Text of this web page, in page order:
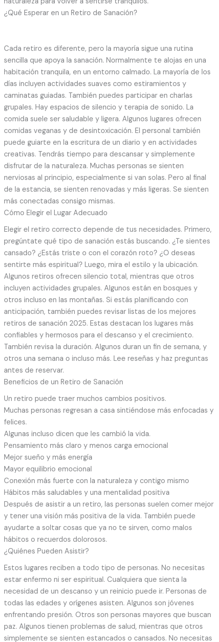
¿Qué Esperar en un Retiro de Sanación?
Cada retiro es diferente, pero la mayoría sigue una rutina
sencilla que apoya la sanación. Normalmente te alojas en una
habitación tranquila, en un entorno calmado. La mayoría de los
días incluyen actividades suaves como estiramientos y
caminatas guiadas. También puedes participar en charlas
grupales. Hay espacios de silencio y terapia de sonido. La
comida suele ser saludable y ligera. Algunos lugares ofrecen
comidas veganas y de desintoxicación. El personal también
puede guiarte en la escritura de un diario y en actividades
creativas. Tendrás tiempo para descansar y simplemente
disfrutar de la naturaleza. Muchas personas se sienten
nerviosas al principio, especialmente si van solas. Pero al final
de la estancia, se sienten renovadas y más ligeras. Se sienten
más conectadas consigo mismas.
Cómo Elegir el Lugar Adecuado
Elegir el retiro correcto depende de tus necesidades. Primero,
pregúntate qué tipo de sanación estás buscando. ¿Te sientes
cansado? ¿Estás triste o con el corazón roto? ¿O deseas
sentirte más espiritual? Luego, mira el estilo y la ubicación.
Algunos retiros ofrecen silencio total, mientras que otros
incluyen actividades grupales. Algunos están en bosques y
otros incluso en las montañas. Si estás planificando con
anticipación, también puedes revisar listas de los mejores
retiros de sanación 2025. Estas destacan los lugares más
confiables y hermosos para el descanso y el crecimiento.
También revisa la duración. Algunos duran un fin de semana, y
otros una semana o incluso más. Lee reseñas y haz preguntas
antes de reservar.
Beneficios de un Retiro de Sanación
Un retiro puede traer muchos cambios positivos.
Muchas personas regresan a casa sintiéndose más enfocadas y
felices.
Algunas incluso dicen que les cambió la vida.
Pensamiento más claro y menos carga emocional
Mejor sueño y más energía
Mayor equilibrio emocional
Conexión más fuerte con la naturaleza y contigo mismo
Hábitos más saludables y una mentalidad positiva
Después de asistir a un retiro, las personas suelen comer mejor
y tener una visión más positiva de la vida. También puede
ayudarte a soltar cosas que ya no te sirven, como malos
hábitos o recuerdos dolorosos.
¿Quiénes Pueden Asistir?
Estos lugares reciben a todo tipo de personas. No necesitas
estar enfermo ni ser espiritual. Cualquiera que sienta la
necesidad de un descanso y un reinicio puede ir. Personas de
todas las edades y orígenes asisten. Algunos son jóvenes
enfrentando presión. Otros son personas mayores que buscan
paz. Algunos tienen problemas de salud, mientras que otros
simplemente se sienten estancados o cansados. No necesitas